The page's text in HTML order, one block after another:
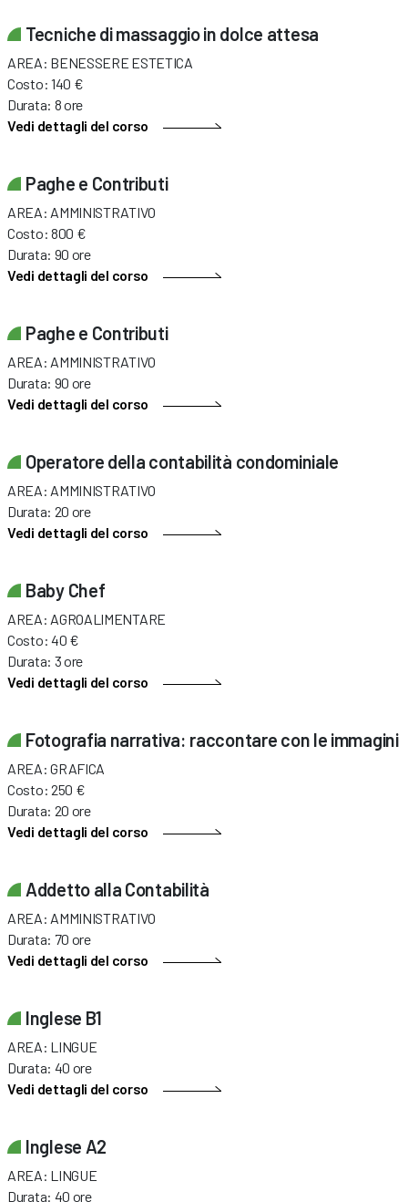
Tecniche di massaggio in dolce attesa
AREA: BENESSERE ESTETICA
Costo: 140 €
Durata: 8 ore
Vedi dettagli del corso
Paghe e Contributi
AREA: AMMINISTRATIVO
Costo: 800 €
Durata: 90 ore
Vedi dettagli del corso
Paghe e Contributi
AREA: AMMINISTRATIVO
Durata: 90 ore
Vedi dettagli del corso
Operatore della contabilità condominiale
AREA: AMMINISTRATIVO
Durata: 20 ore
Vedi dettagli del corso
Baby Chef
AREA: AGROALIMENTARE
Costo: 40 €
Durata: 3 ore
Vedi dettagli del corso
Fotografia narrativa: raccontare con le immagini
AREA: GRAFICA
Costo: 250 €
Durata: 20 ore
Vedi dettagli del corso
Addetto alla Contabilità
AREA: AMMINISTRATIVO
Durata: 70 ore
Vedi dettagli del corso
Inglese B1
AREA: LINGUE
Durata: 40 ore
Vedi dettagli del corso
Inglese A2
AREA: LINGUE
Durata: 40 ore